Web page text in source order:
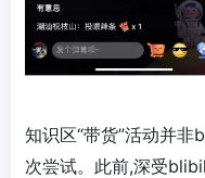
知识区“带货”活动并
次尝试。此前,深受